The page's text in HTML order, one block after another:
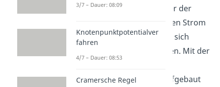
aufbaut. Das ist so weil hier der
gegen den Strom
der Quelle wirkt und diese sich
somit gegenseitig aufheben. Mit der
Magnetfeld vollständig aufgebaut
3/7 – Dauer: 08:09
Knotenpunktpotentialver
fahren
4/7 – Dauer: 08:53
Cramersche Regel